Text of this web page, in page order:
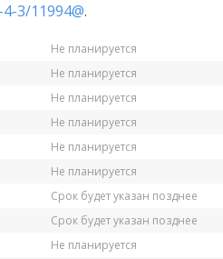
3/11994@.
Не планируется
Не планируется
Не планируется
Не планируется
Не планируется
Не планируется
Срок будет указан позднее
Срок будет указан позднее
Не планируется